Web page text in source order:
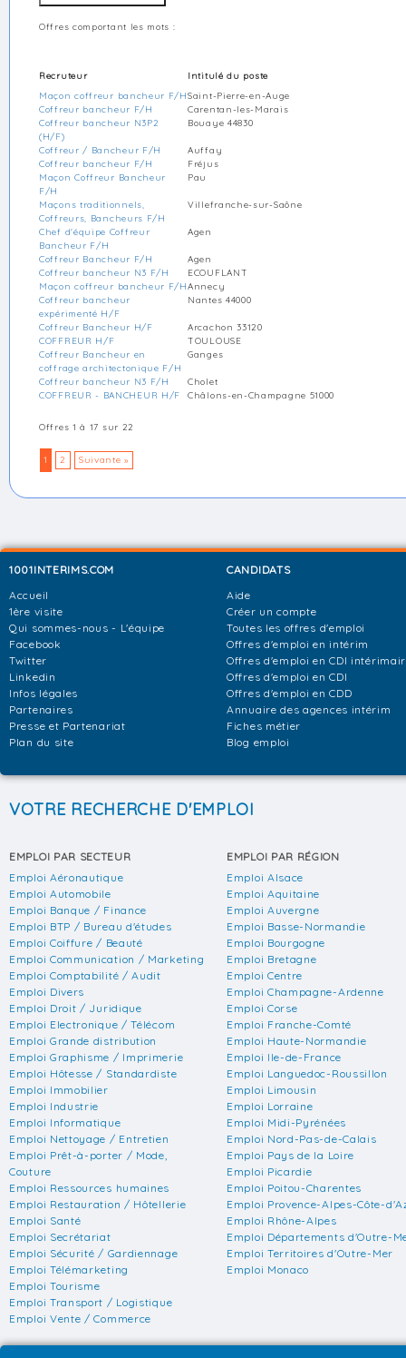
Offres comportant les mots :
Recruteur
Intitulé du poste
Maçon coffreur bancheur F/HSaint-Pierre-en-Auge
Coffreur bancheur F/H
Carentan-les-Marais
Coffreur bancheur N3P2
(H/F)
Bouaye 44830
Coffreur / Bancheur F/H
Auffay
Coffreur bancheur F/H
Fréjus
Maçon Coffreur Bancheur
F/H
Pau
Maçons traditionnels,
Coffreurs, Bancheurs F/H
Villefranche-sur-Saône
Chef d'équipe Coffreur
Bancheur F/H
Agen
Coffreur Bancheur F/H
Agen
Coffreur bancheur N3 F/H
ECOUFLANT
Maçon coffreur bancheur F/HAnnecy
Coffreur bancheur
expérimenté H/F
Nantes 44000
Coffreur Bancheur H/F
Arcachon 33120
COFFREUR H/F
TOULOUSE
Coffreur Bancheur en
coffrage architectonique F/H
Ganges
Coffreur bancheur N3 F/H
Cholet
COFFREUR - BANCHEUR H/F
Châlons-en-Champagne 51000
Offres 1 à 17 sur 22
1 2 Suivante »
1001INTERIMS.COM
Accueil
1ère visite
Qui sommes-nous - L'équipe
Facebook
Twitter
Linkedin
Infos légales
Partenaires
Presse et Partenariat
Plan du site
CANDIDATS
Aide
Créer un compte
Toutes les offres d'emploi
Offres d'emploi en intérim
Offres d'emploi en CDI
Offres d'emploi en CDI
Offres d'emploi en CDD
Annuaire des agences intérim
Fiches métier
Blog emploi
VOTRE RECHERCHE D'EMPLOI
EMPLOI PAR SECTEUR
Emploi Aéronautique
Emploi Automobile
Emploi Banque / Finance
Emploi BTP / Bureau d'études
Emploi Coiffure / Beauté
Emploi Communication / Marketing
Emploi Comptabilité / Audit
Emploi Divers
Emploi Droit / Juridique
Emploi Electronique / Télécom
Emploi Grande distribution
Emploi Graphisme / Imprimerie
Emploi Hôtesse / Standardiste
Emploi Immobilier
Emploi Industrie
Emploi Informatique
Emploi Nettoyage / Entretien
Emploi Prêt-à-porter / Mode,
Couture
Emploi Ressources humaines
Emploi Restauration / Hôtellerie
Emploi Santé
Emploi Secrétariat
Emploi Sécurité / Gardiennage
Emploi Télémarketing
Emploi Tourisme
Emploi Transport / Logistique
Emploi Vente / Commerce
EMPLOI PAR RÉGION
Emploi Alsace
Emploi Aquitaine
Emploi Auvergne
Emploi Basse-Normandie
Emploi Bourgogne
Emploi Bretagne
Emploi Centre
Emploi Champagne-Ardenne
Emploi Corse
Emploi Franche-Comté
Emploi Haute-Normandie
Emploi Ile-de-France
Emploi Languedoc-Roussillon
Emploi Limousin
Emploi Lorraine
Emploi Midi-Pyrénées
Emploi Nord-Pas-de-Calais
Emploi Pays de la Loire
Emploi Picardie
Emploi Poitou-Charentes
Emploi Provence-Alpes-Côte-
Emploi Rhône-Alpes
Emploi Départements d'Outre-
Emploi Territoires d'Outre-Mer
Emploi Monaco